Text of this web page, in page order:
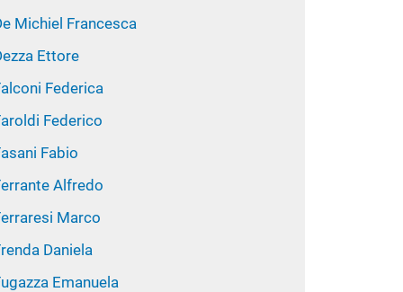
Michiel Francesca
Ettore
Federica
Federico
Fabio
Alfredo
Marco
Daniela
Emanuela